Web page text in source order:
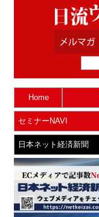
Home
セミナーNAVI
日本ネット経済新聞